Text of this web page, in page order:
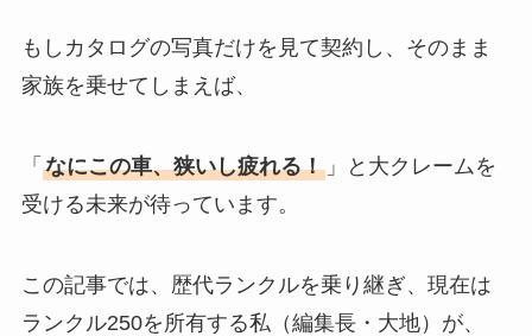
もしカタログの写真だけを見て契約し、そのまま
家族を乗せてしまえば、
「 なにこの車、狭いし疲れる！」と大クレームを
受ける未来が待っています。
この記事では、歴代ランクルを乗り継ぎ、現在は
ランクル250を所有する私（編集長・大地）が、